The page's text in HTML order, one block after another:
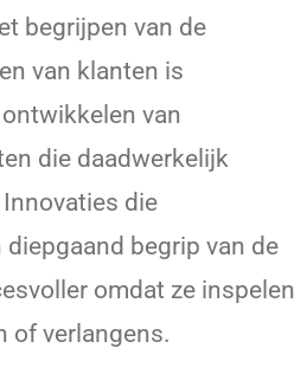
begrijpen van de
van klanten is
van
die daadwerkelijk
die
begrip van de
omdat ze inspelen
of verlangens.